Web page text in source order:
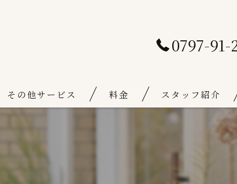
0797-91-
その他サービス 料金
キャンペーン料金
スタッフ紹介